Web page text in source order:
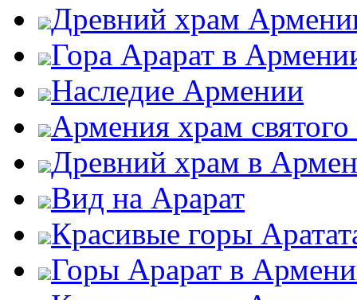
Древний храм
Гора Арарат в
Наследие Армении
Армения храм святого
Древний храм в
Вид на Арарат
Красивые горы
Горы Арарат в